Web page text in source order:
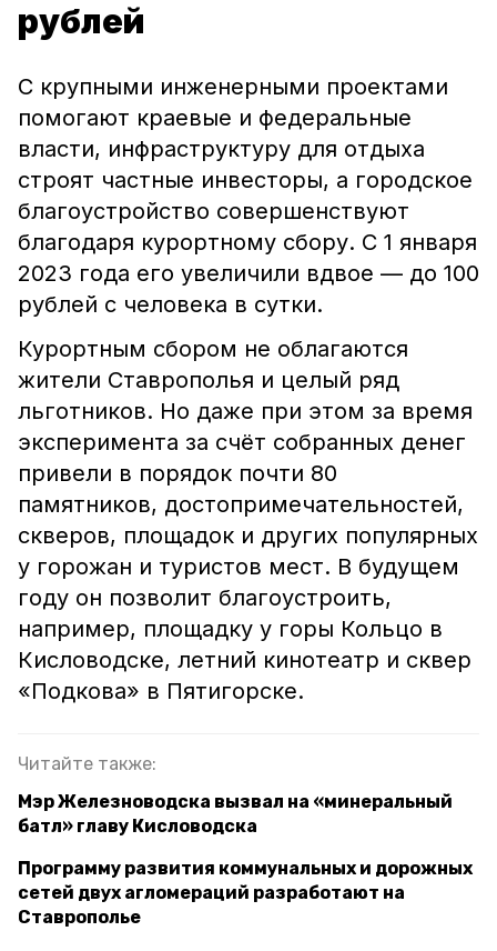
рублей
С крупными инженерными проектами
помогают краевые и федеральные
власти, инфраструктуру для отдыха
строят частные инвесторы, а городское
благоустройство совершенствуют
благодаря курортному сбору. С 1 января
2023 года его увеличили вдвое — до 100
рублей с человека в сутки.
Курортным сбором не облагаются
жители Ставрополья и целый ряд
льготников. Но даже при этом за время
эксперимента за счёт собранных денег
привели в порядок почти 80
памятников, достопримечательностей,
скверов, площадок и других популярных
у горожан и туристов мест. В будущем
году он позволит благоустроить,
например, площадку у горы Кольцо в
Кисловодске, летний кинотеатр и сквер
«Подкова» в Пятигорске.
Читайте также:
Мэр Железноводска вызвал на «минеральный
батл» главу Кисловодска
Программу развития коммунальных и дорожных
сетей двух агломераций разработают на
Ставрополье